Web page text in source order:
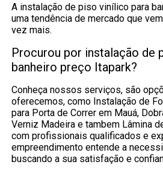
A instalação de piso vinílico para
uma tendência de mercado que
vez mais.
Procurou por instalação de
banheiro preço Itapark?
Conheça nossos serviços, são
oferecemos, como Instalação de
para Porta de Correr em Mauá,
Verniz Madeira e tambem Lâmina
com profissionais qualificados e
empreendimento entende a
buscando a sua satisfação e